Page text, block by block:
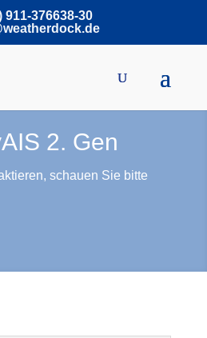
911-376638-30
2. Gen
schauen Sie bitte